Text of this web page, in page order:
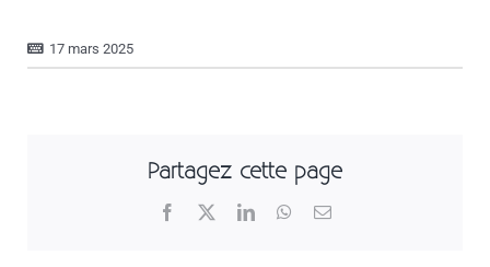
17 mars 2025
Partagez cette page
Facebook LinkedInWhatsApp
Email